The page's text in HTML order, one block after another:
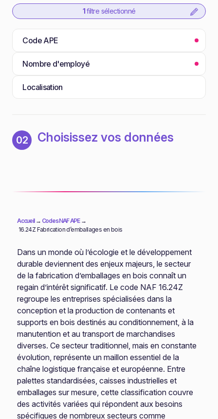
1 filtre sélectionné
Code APE
Nombre d'employé
Localisation
02 Choisissez vos données
Accueil→ Codes NAF APE→
16.24Z Fabrication d’emballages en bois
Dans un monde où l’écologie et le développement
durable deviennent des enjeux majeurs, le secteur
de la fabrication d’emballages en bois connaît un
regain d’intérêt significatif. Le code NAF 16.24Z
regroupe les entreprises spécialisées dans la
conception et la production de contenants et
supports en bois destinés au conditionnement, à la
manutention et au transport de marchandises
diverses. Ce secteur traditionnel, mais en constante
évolution, représente un maillon essentiel de la
chaîne logistique française et européenne. Entre
palettes standardisées, caisses industrielles et
emballages sur mesure, cette classification couvre
des activités variées qui répondent aux besoins
spécifiques de nombreux secteurs comme